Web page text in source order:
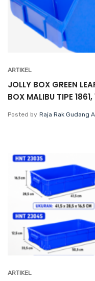
ARTIKEL
JOLLY BOX GREEN
BOX MALIBU TIPE
Posted by Raja Rak Gudang
ARTIKEL